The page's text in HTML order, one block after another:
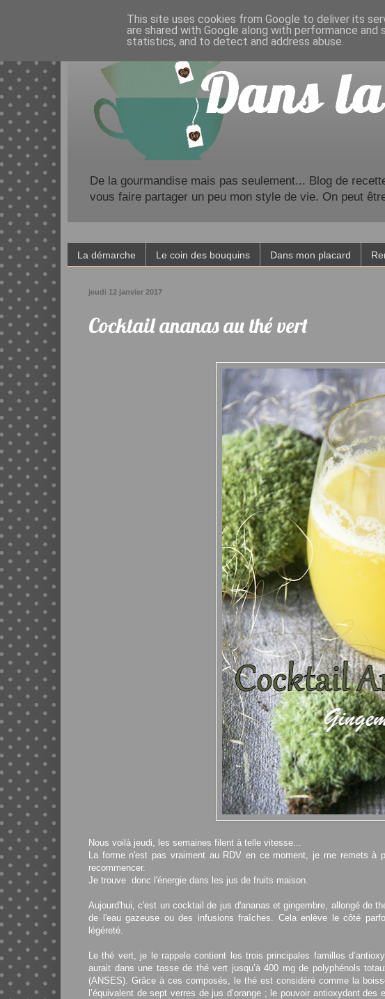
De la gourmandise mais pas seulement... Blog de
vous faire partager un peu mon style de vie. On peut
La démarche Le coin des bouquins Dans mon placard
jeudi 12 janvier 2017
Cocktail ananas au thé vert
Nous voilà jeudi, les semaines filent à telle vitesse...
La forme n'est pas vraiment au RDV en ce moment, je me remets à
recommencer.
Je trouve donc l'énergie dans les jus de fruits maison.
Aujourd'hui, c'est un cocktail de jus d'ananas et gingembre, allongé de
de l'eau gazeuse ou des infusions fraîches. Cela enlève le côté
légéreté.
Le thé vert, je le rappele contient les trois principales familles
aurait dans une tasse de thé vert jusqu’à 400 mg de polyphénols
(ANSES). Grâce à ces composés, le thé est considéré comme la
l’équivalent de sept verres de jus d’orange ; le pouvoir antioxydant
This site uses cookies from Google to deliver its
are shared with Google along with performance
statistics, and to detect and address abuse.